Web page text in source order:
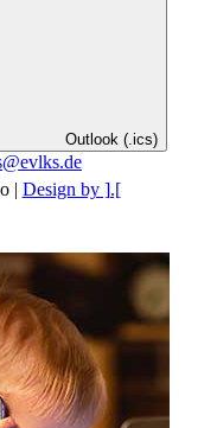
Outlook (.ics)
| Design by ].[